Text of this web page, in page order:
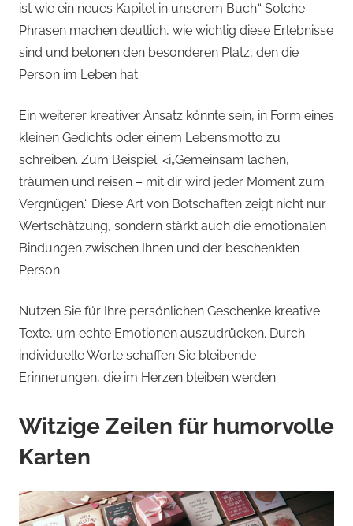
ist wie ein neues Kapitel in unserem Buch.“ Solche
Phrasen machen deutlich, wie wichtig diese Erlebnisse
sind und betonen den besonderen Platz, den die
Person im Leben hat.
Ein weiterer kreativer Ansatz könnte sein, in Form eines
kleinen Gedichts oder einem Lebensmotto zu
schreiben. Zum Beispiel: <i„Gemeinsam lachen,
träumen und reisen – mit dir wird jeder Moment zum
Vergnügen.“ Diese Art von Botschaften zeigt nicht nur
Wertschätzung, sondern stärkt auch die emotionalen
Bindungen zwischen Ihnen und der beschenkten
Person.
Nutzen Sie für Ihre persönlichen Geschenke kreative
Texte, um echte Emotionen auszudrücken. Durch
individuelle Worte schaffen Sie bleibende
Erinnerungen, die im Herzen bleiben werden.
Witzige Zeilen für humorvolle
Karten